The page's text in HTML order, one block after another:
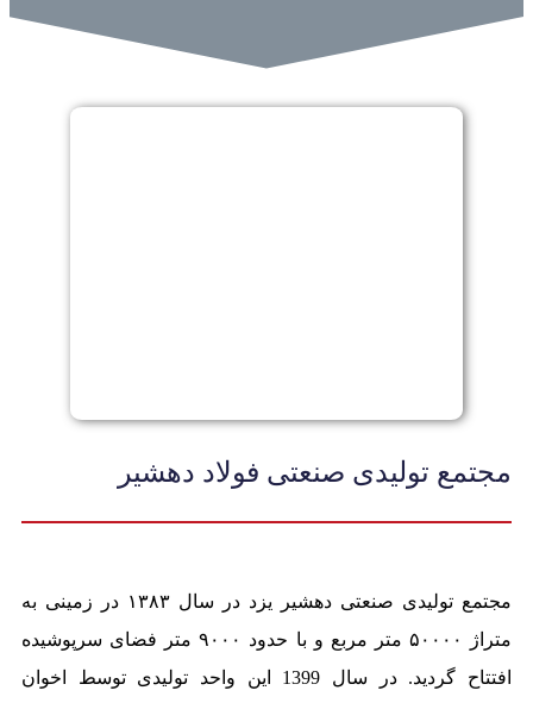
مجتمع تولیدی صنعتی فولاد دهشیر
مجتمع تولیدی صنعتی دهشیر یزد در سال ۱۳۸۳ در زمینی به
متراژ ۵۰۰۰۰ متر مربع و با حدود ۹۰۰۰ متر فضای سرپوشیده
افتتاح گردید. در سال 1399 این واحد تولیدی توسط اخوان